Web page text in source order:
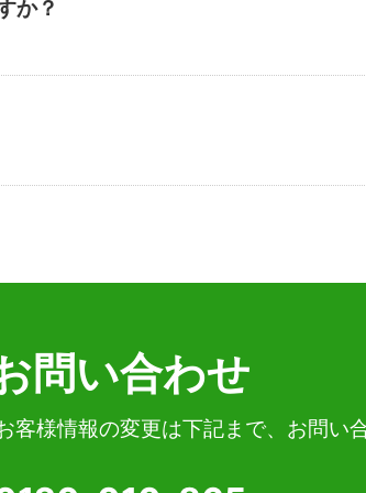
お問い合わせ